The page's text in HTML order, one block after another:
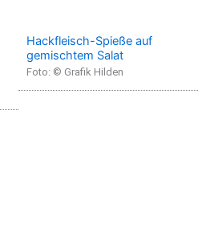
Hackfleisch-Spieße auf
gemischtem Salat
Foto: © Grafik Hilden